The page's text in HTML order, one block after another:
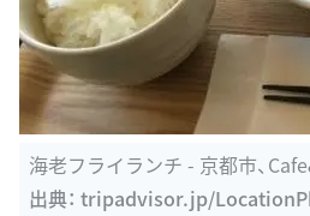
海老フライランチ - 京都市、
トリップ ...
出典：tripadvisor.jp/
64-d7459797-i129195411-
入口にある大きな松の木が印象的